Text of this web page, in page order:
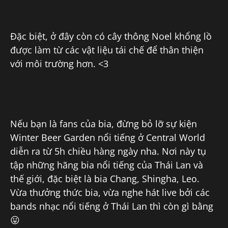
Đặc biệt, ở đây còn có cây thông Noel khổng lồ
được làm từ các vật liệu tái chế để thân thiện
với môi trường hơn. <3
Nếu bạn là fans của bia, đừng bỏ lỡ sự kiện
Winter Beer Garden nổi tiếng ở Central World
diễn ra từ 5h chiều hàng ngày nha. Nơi này tụ
tập những hãng bia nổi tiếng của Thái Lan và
thế giới, đặc biệt là bia Chang, Shingha, Leo.
Vừa thưởng thức bia, vừa nghe hát live bởi các
bands nhạc nổi tiếng ở Thái Lan thì còn gì bằng
😛